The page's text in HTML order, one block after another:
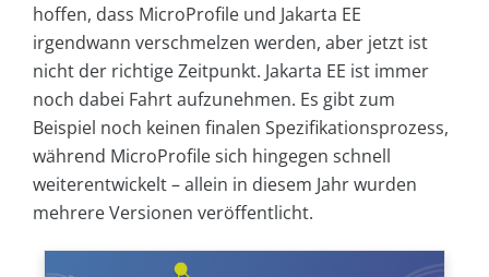
hoffen, dass MicroProfile und Jakarta EE
irgendwann verschmelzen werden, aber jetzt ist
nicht der richtige Zeitpunkt. Jakarta EE ist immer
noch dabei Fahrt aufzunehmen. Es gibt zum
Beispiel noch keinen finalen Spezifikationsprozess,
während MicroProfile sich hingegen schnell
weiterentwickelt – allein in diesem Jahr wurden
mehrere Versionen veröffentlicht.